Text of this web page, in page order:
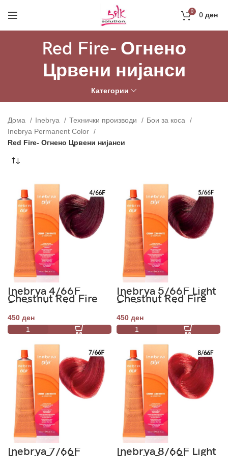
0 0ден
Red Fire- Огнено
Црвени нијанси
Категории
Дома Inebrya Технички производи
Бои за коса
Inebrya Permanent Color
Red Fire- Огнено Црвени нијанси
Inebrya 4/66F
Chestnut Red Fire
Professional
Permanent Color
100ml
450 ден
Inebrya 5/66F Light
Chestnut Red Fire
Professional
Permanent Color
100ml
450 ден
Inebrya 7/66F Inebrya 8/66F Light
Направи профил и добиј на меил код за 10%
попуст на прва нарачка